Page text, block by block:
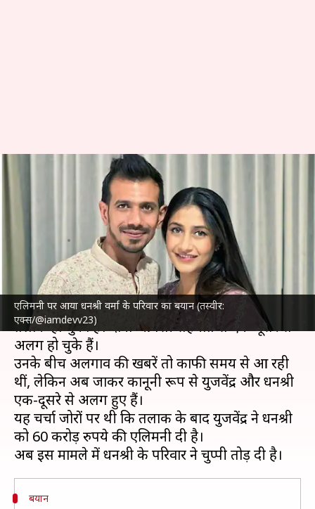
एलिमनी पर आया धनश्री वर्मा के परिवार का बयान (तस्वीर:
एक्स/@iamdevv23)
धनश्री वर्मा को तलाक के बाद मिली 60
करोड़ रुपये की एलिमनी? परिवार ने
Feb 21, 2025 06:02 pm
क्या है खबर?
क्रिकेटरयुजवेंद्र चहलऔर कोरियोग्राफरधनश्री वर्माका
तलाक हो चुका है। दोनों आपसी सहमति से एक-दूसरे से
अलग हो चुके हैं।
उनके बीच अलगाव की खबरें तो काफी समय से आ रही
थीं, लेकिन अब जाकर कानूनी रूप से युजवेंद्र और धनश्री
एक-दूसरे से अलग हुए हैं।
यह चर्चा जोरों पर थी कि तलाक के बाद युजवेंद्र ने धनश्री
को 60 करोड़ रुपये की एलिमनी दी है।
बयान